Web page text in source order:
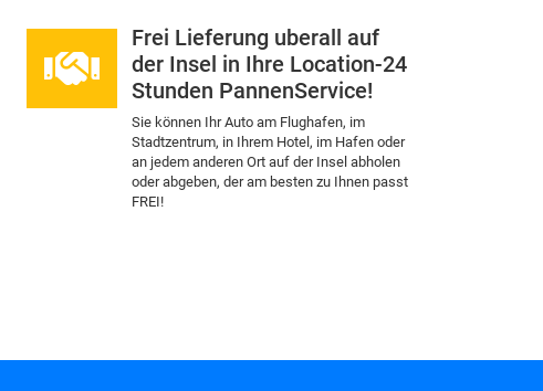
Frei Lieferung uberall auf
der Insel in Ihre Location-24
Stunden PannenService!
Sie können Ihr Auto am Flughafen, im
Stadtzentrum, in Ihrem Hotel, im Hafen oder
an jedem anderen Ort auf der Insel abholen
oder abgeben, der am besten zu Ihnen passt
FREI!